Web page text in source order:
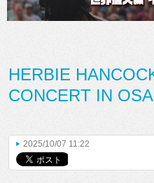
HERBIE
CONCERT IN
2025/10/07 11:22